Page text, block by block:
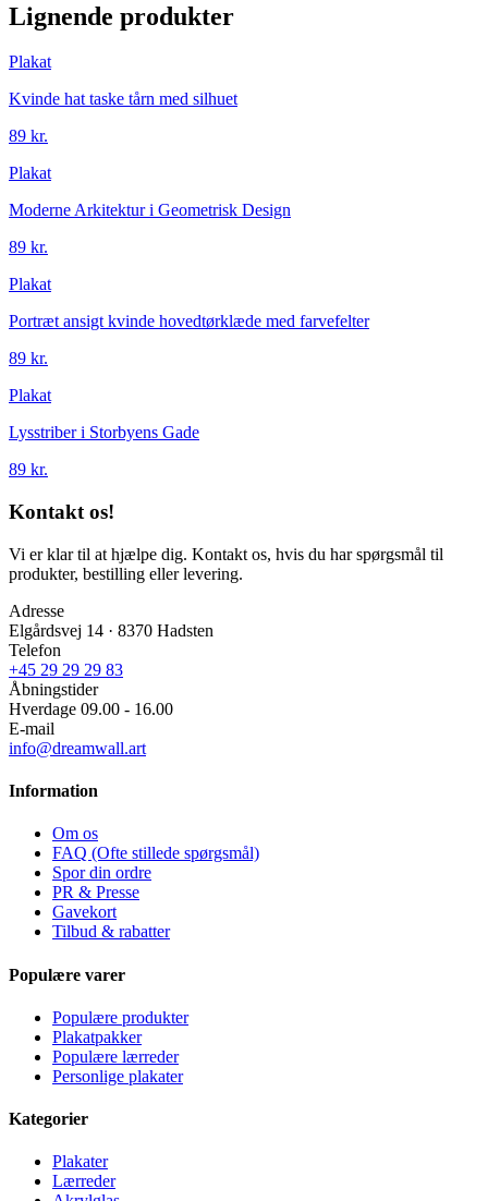
Lignende produkter
Plakat
Kvinde hat taske tårn med silhuet
89 kr.
Plakat
Moderne Arkitektur i Geometrisk Design
89 kr.
Plakat
Portræt ansigt kvinde hovedtørklæde med farvefelter
89 kr.
Plakat
Lysstriber i Storbyens Gade
89 kr.
Kontakt os!
Vi er klar til at hjælpe dig. Kontakt os, hvis du har spørgsmål til
produkter, bestilling eller levering.
Adresse
Elgårdsvej 14 · 8370 Hadsten
Telefon
+45 29 29 29 83
Åbningstider
Hverdage 09.00 - 16.00
E-mail
info@dreamwall.art
Information
Om os
FAQ (Ofte stillede spørgsmål)
Spor din ordre
PR & Presse
Gavekort
Tilbud & rabatter
Populære varer
Populære produkter
Plakatpakker
Populære lærreder
Personlige plakater
Kategorier
Plakater
Lærreder